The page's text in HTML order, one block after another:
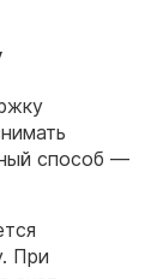
способ —
При